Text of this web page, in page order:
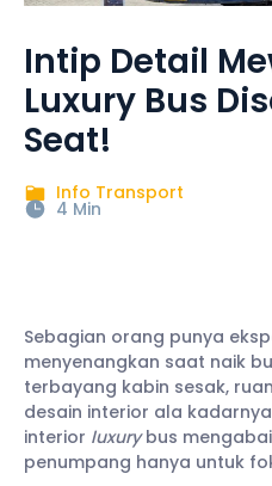
Intip Detail
Luxury Bus
Seat!
Info Transport
4 Min
Sebagian orang punya
menyenangkan saat naik
terbayang kabin sesak,
desain interior ala
interior luxurybus
penumpang hanya untuk